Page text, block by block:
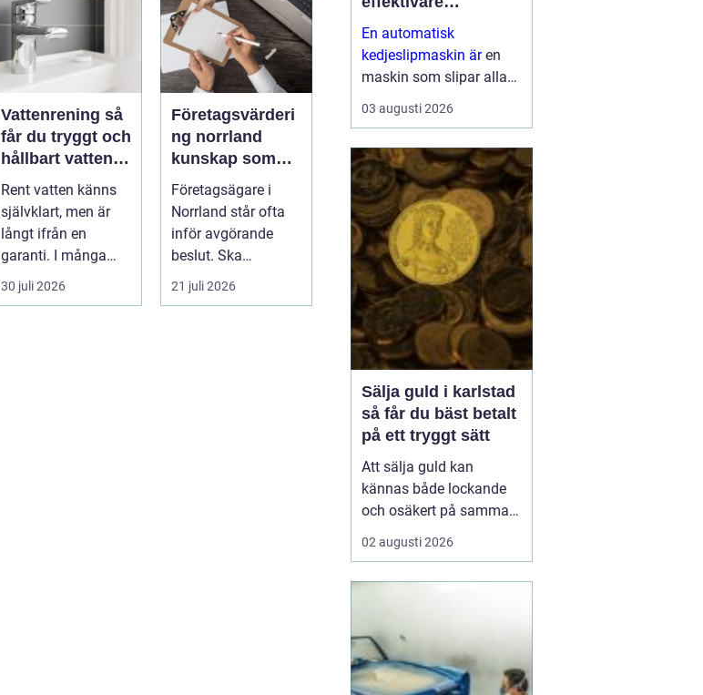
Vattenrening så
får du tryggt och
hållbart vatten i
vardagen
Rent vatten känns
självklart, men är
långt ifrån en
garanti. I många
svenska hem
innehåller kranvatt...
30 juli 2026
Företagsvärderi
ng norrland
kunskap som
skapar tryggare
affärer
Företagsägare i
Norrland står ofta
inför avgörande
beslut. Ska
företaget säljas,
generationsskiftas,..
21 juli 2026
skogsarbete med
jämnare resultat
En automatisk
kedjeslipmaskin ären
maskin som slipar alla
tänder på en sågkedja
utan att användaren
för hand. Maskinen
matar själv fram kedjan,
ställer in v...
03 augusti 2026
Sälja guld i karlstad
så får du bäst betalt
på ett tryggt sätt
Att sälja guld kan
kännas både lockande
och osäkert på samma
gång. Många har gamla
smycken, arvegods eller
få ett bra pris och
samtidigt känna sig
trygg i affären. För den
02 augusti 2026